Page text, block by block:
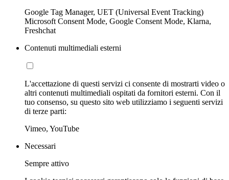
Google Tag Manager, UET (Universal Event Tracking)
Microsoft Consent Mode, Google Consent Mode, Klarna,
Freshchat
Contenuti multimediali esterni
L'accettazione di questi servizi ci consente di mostrarti video o
altri contenuti multimediali ospitati da fornitori esterni. Con il
tuo consenso, su questo sito web utilizziamo i seguenti servizi
di terze parti:
Vimeo, YouTube
Necessari
Sempre attivo